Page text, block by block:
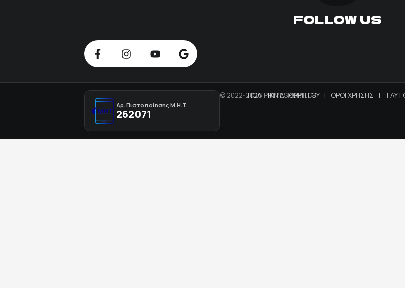
FOLLOW US
Αρ. Πιστοποίησης Μ.Η.Τ.
262071
ΠΟΛΙΤΙΚΗ ΑΠΟΡΡΗΤΟΥ | ΟΡΟΙ ΧΡΗΣΗΣ |
© 2022-2026 PRIMESPORT.GR